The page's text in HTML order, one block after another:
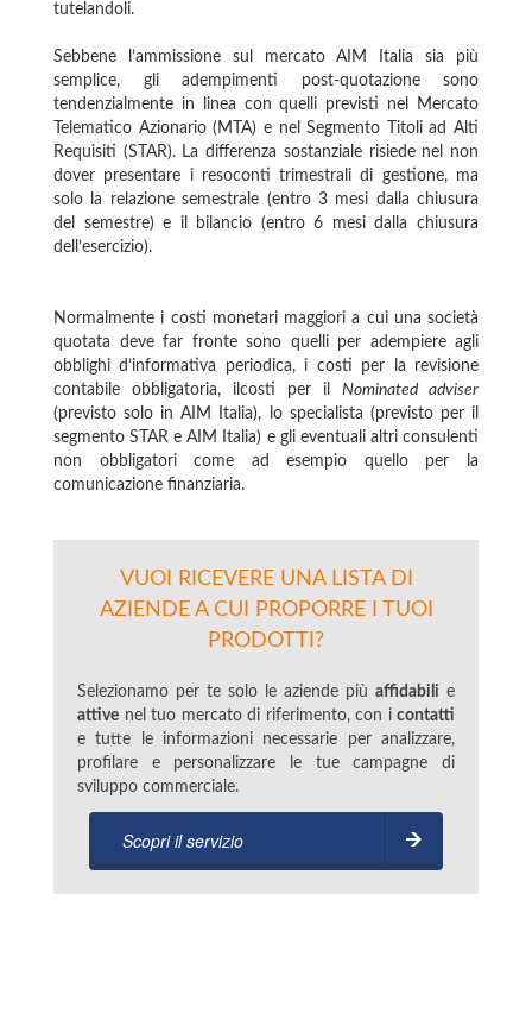
tutelandoli.
Sebbene l’ammissione sul mercato AIM Italia sia più
semplice, gli adempimenti post-quotazione sono
tendenzialmente in linea con quelli previsti nel Mercato
Telematico Azionario (MTA) e nel Segmento Titoli ad Alti
Requisiti (STAR). La differenza sostanziale risiede nel non
dover presentare i resoconti trimestrali di gestione, ma
solo la relazione semestrale (entro 3 mesi dalla chiusura
del semestre) e il bilancio (entro 6 mesi dalla chiusura
dell’esercizio).
Normalmente i costi monetari maggiori a cui una società
quotata deve far fronte sono quelli per adempiere agli
obblighi d’informativa periodica, i costi per la revisione
contabile obbligatoria, ilcosti per il Nominated adviser
(previsto solo in AIM Italia), lo specialista (previsto per il
segmento STAR e AIM Italia) e gli eventuali altri consulenti
non obbligatori come ad esempio quello per la
comunicazione finanziaria.
VUOI RICEVERE UNA LISTA DI
AZIENDE A CUI PROPORRE I TUOI
PRODOTTI?
Selezionamo per te solo le aziende più affidabili e
attive nel tuo mercato di riferimento, con i contatti
e tutte le informazioni necessarie per analizzare,
profilare e personalizzare le tue campagne di
sviluppo commerciale.
Scopri il servizio